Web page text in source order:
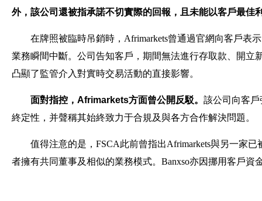
外，該公司還被指承諾不切實際的回報，且未能以客戶最佳
在牌照被臨時吊銷時，Afrimarkets曾通過官網向客戶表
業務瞬間中斷。公司告知客戶，期間無法進行存取款、開立
凸顯了監管介入對實時交易活動的直接影響。
面對指控，Afrimarkets方面曾公開反駁。 該公司向客
終定性，并聲稱其始終致力于合規及與各方合作解決問題。
值得注意的是，FSCA此前曾指出Afrimarkets與另一家
者擁有共同董事及相似的業務模式。Banxso亦因挪用客戶